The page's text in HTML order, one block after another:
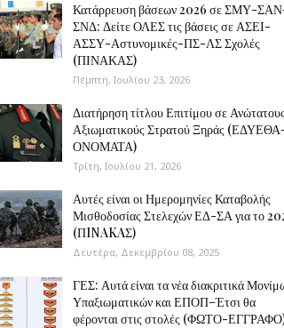
Κατάρρευση βάσεων 2026 σε ΣΜΥ-
ΣΝΔ: Δείτε ΟΛΕΣ τις βάσεις σε ΑΣΕΙ-
ΑΣΣΥ-Αστυνομικές-ΠΣ-ΛΣ Σχολές
(ΠΙΝΑΚΑΣ)
Πέμπτη, Ιουλίου 23, 2026
Διατήρηση τίτλου Επιτίμου σε Ανώτατους
Αξιωματικούς Στρατού Ξηράς
ΟΝΟΜΑΤΑ)
Τρίτη, Ιουλίου 21, 2026
Αυτές είναι οι Ημερομηνίες Καταβολής
Μισθοδοσίας Στελεχών ΕΔ-ΣΑ για το
(ΠINAKAΣ)
Δευτέρα, Δεκεμβρίου 08, 2025
ΓΕΣ: Αυτά είναι τα νέα διακριτικά
Υπαξιωματικών και ΕΠΟΠ–Έτσι θα
φέρονται στις στολές (ΦΩΤΟ-